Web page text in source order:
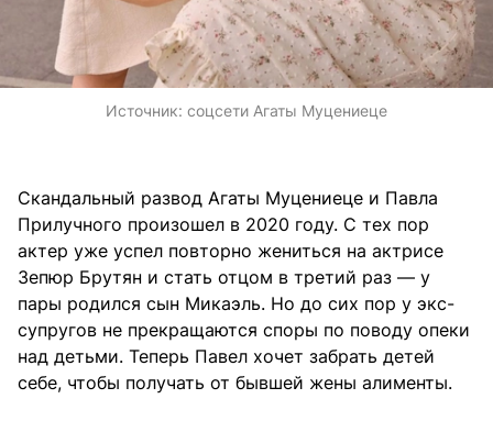
Источник: соцсети Агаты Муцениеце
Скандальный развод Агаты Муцениеце и Павла
Прилучного произошел в 2020 году. С тех пор
актер уже успел повторно жениться на актрисе
Зепюр Брутян и стать отцом в третий раз — у
пары родился сын Микаэль. Но до сих пор у экс-
супругов не прекращаются споры по поводу опеки
над детьми. Теперь Павел хочет забрать детей
себе, чтобы получать от бывшей жены алименты.